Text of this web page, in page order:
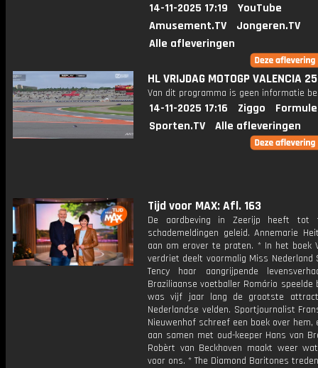
14-11-2025 17:19
YouTube
Amusement.TV
Jongeren.TV
Alle afleveringen
HL VRIJDAG MOTOGP VALENCIA
Van dit programma is geen informatie
14-11-2025 17:16 Ziggo
Sporten.TV
Alle afleveringen
Tijd voor MAX: Afl. 163
De aardbeving in Zeerijp heeft tot
schademeldingen geleid. Annemarie
aan om erover te praten. * In het boek
verdriet deelt voormalig Miss Nederland
Tency haar aangrijpende
Braziliaanse voetballer Romário speelde
was vijf jaar lang de grootste
Nederlandse velden. Sportjournalist
Nieuwenhof schreef een boek over hem,
aan samen met oud-keeper Hans van
Robèrt van Beckhoven maakt weer
voor ons. * The Diamond Baritones